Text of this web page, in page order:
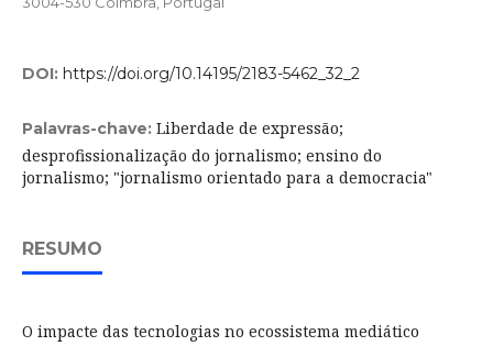
DOI: https://doi.org/10.14195/2183-5462_32_2
Palavras-chave: Liberdade de expressão;
desprofissionalização do jornalismo; ensino do
jornalismo; "jornalismo orientado para a democracia"
RESUMO
O impacte das tecnologias no ecossistema mediático